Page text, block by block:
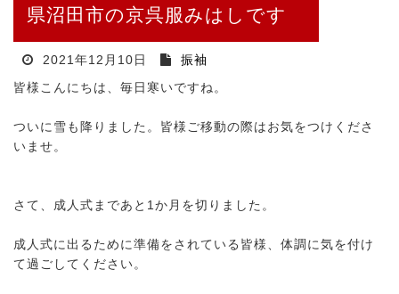
県沼田市の京呉服みはしです
2021年12月10日
振袖
皆様こんにちは、毎日寒いですね。
ついに雪も降りました。皆様ご移動の際はお気をつけくださ
いませ。
さて、成人式まであと1か月を切りました。
成人式に出るために準備をされている皆様、体調に気を付け
て過ごしてください。